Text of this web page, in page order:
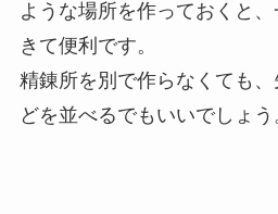
ような場所を作っておくと
きて便利です。
精錬所を別で作らなくても
どを並べるでもいいでしょう